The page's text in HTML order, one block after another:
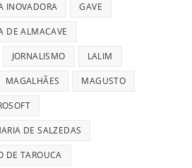
INOVADORA GAVE
DE ALMACAVE
JORNALISMO LALIM
MAGALHÃES MAGUSTO
DE SALZEDAS
DE TAROUCA